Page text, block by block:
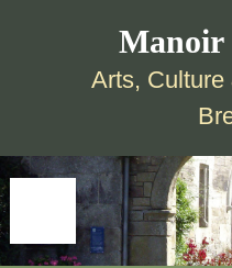
Manoir
Arts,